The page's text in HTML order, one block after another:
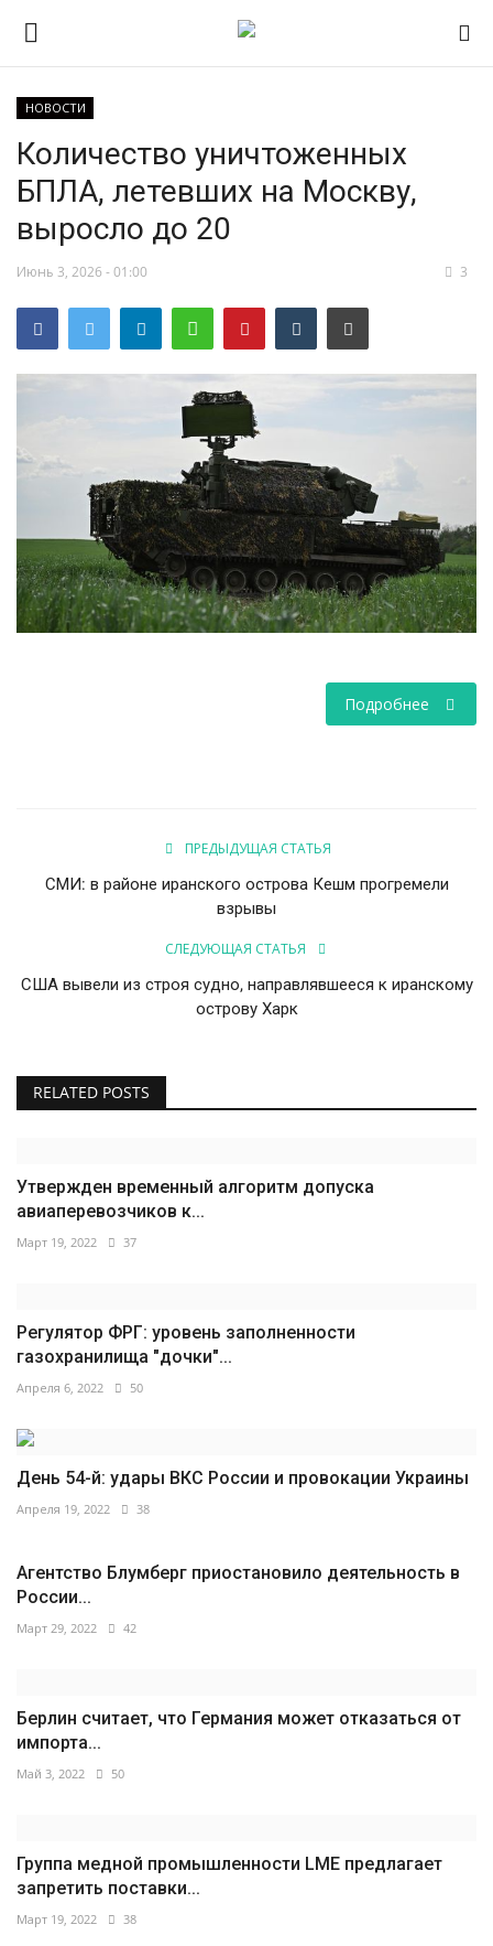
НОВОСТИ
RSS – экспорт новостей
РОССИЯ
МИР
ЭКОНОМИКА
КУЛЬТУРА
НАУКА
ПРОИСШЕСТВИЯ
НОВОСТИ
Количество уничтоженных
БПЛА, летевших на Москву,
выросло до 20
Июнь 3, 2026 - 01:00 3
Подробнее
ПРЕДЫДУЩАЯ СТАТЬЯ
СМИ: в районе иранского острова Кешм прогремели
взрывы
СЛЕДУЮЩАЯ СТАТЬЯ
США вывели из строя судно, направлявшееся к иранскому
острову Харк
RELATED POSTS
Утвержден временный алгоритм допуска
авиаперевозчиков к...
Март 19, 2022 37
Регулятор ФРГ: уровень заполненности
газохранилища "дочки"...
Апреля 6, 2022 50
День 54-й: удары ВКС России и провокации Украины
Апреля 19, 2022 38
Агентство Блумберг приостановило деятельность в
России...
Март 29, 2022 42
Берлин считает, что Германия может отказаться от
импорта...
Май 3, 2022 50
Группа медной промышленности LME предлагает
запретить поставки...
Март 19, 2022 38